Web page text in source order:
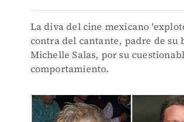
La diva del cine mexicano
contra del cantante, padre de su
Michelle Salas, por su
comportamiento.